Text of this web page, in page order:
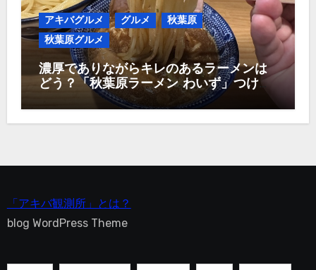
アキバグルメ グルメ
秋葉原
秋葉原グルメ
濃厚でありながらキレのあるラーメンは
どう？「秋葉原ラーメン わいず」つけ麺
「アキバ観測所」とは？
blog WordPress Theme